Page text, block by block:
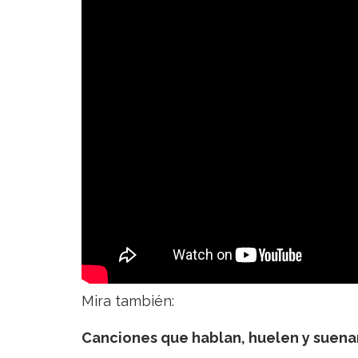
Mira también:
Canciones que hablan, huelen y